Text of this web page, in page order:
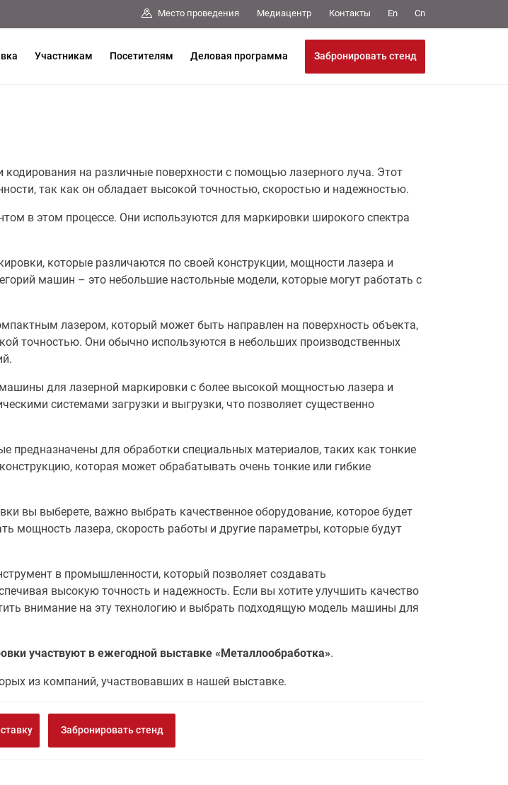
Место проведения Медиацентр Контакты En Cn
Участникам Посетителям Деловая программа Забронировать стенд
на различные поверхности с помощью лазерного луча. Этот
так как он обладает высокой точностью, скоростью и надежностью.
в этом процессе. Они используются для маркировки широкого спектра
которые различаются по своей конструкции, мощности лазера и
машин – это небольшие настольные модели, которые могут работать с
лазером, который может быть направлен на поверхность объекта,
точностью. Они обычно используются в небольших производственных
для лазерной маркировки с более высокой мощностью лазера и
системами загрузки и выгрузки, что позволяет существенно
для обработки специальных материалов, таких как тонкие
которая может обрабатывать очень тонкие или гибкие
вы выберете, важно выбрать качественное оборудование, которое будет
мощность лазера, скорость работы и другие параметры, которые будут
в промышленности, который позволяет создавать
высокую точность и надежность. Если вы хотите улучшить качество
внимание на эту технологию и выбрать подходящую модель машины для
участвуют в ежегодной выставке «Металлообработка».
из компаний, участвовавших в нашей выставке.
Забронировать стенд